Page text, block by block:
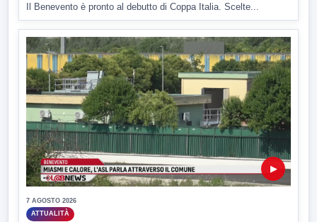
Il Benevento è pronto al debutto di Coppa Italia. Scelte...
▶
7 AGOSTO 2026
ATTUALITÀ